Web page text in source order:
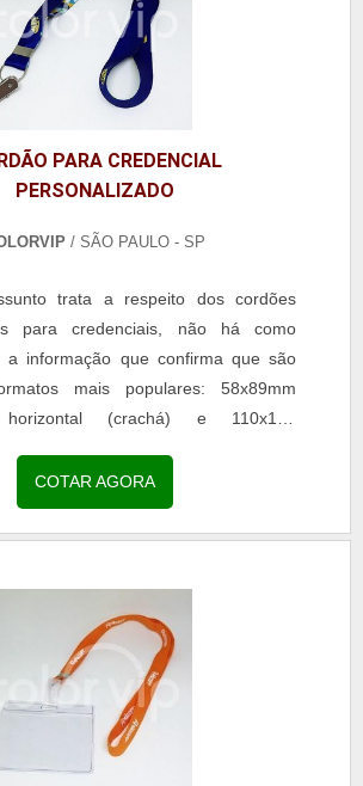
Tubulações de grande diâmetro;-
de conexões;- Isolação termo-
equipamentos em geral;- Entre
o link e garanta agora mesmo seu
PARA CREDENCIAL
PERSONALIZADO
/ SÃO PAULO - SP
trata a respeito dos cordões
para credenciais, não há como
a informação que confirma que são
mais populares: 58x89mm
(crachá) e 110x150
A credencial é um
ao controle de acesso em
ela seja apresentada sempre que
COTAR AGORA